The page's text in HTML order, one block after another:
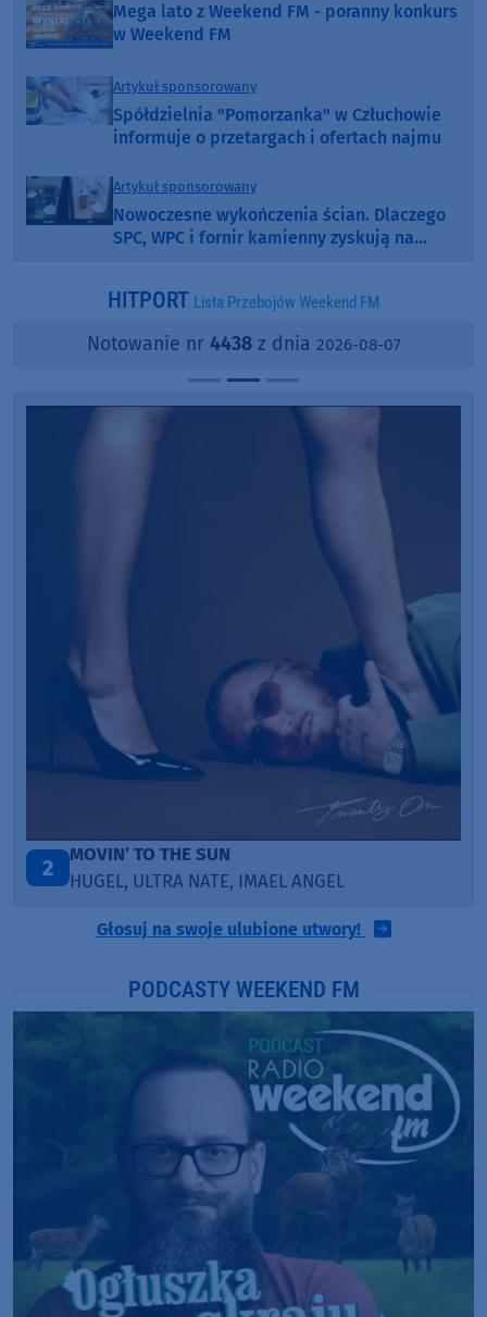
Mega lato z Weekend FM - poranny konkurs
w Weekend FM
Artykuł sponsorowany
Spółdzielnia "Pomorzanka" w Człuchowie
informuje o przetargach i ofertach najmu
Artykuł sponsorowany
Nowoczesne wykończenia ścian. Dlaczego
SPC, WPC i fornir kamienny zyskują na
HITPORT Lista Przebojów Weekend FM
Notowanie nr 4438z dnia 2026-08-07
MOVIN’ TO THE SUN
HUGEL, ULTRA NATE, IMAEL ANGEL
Głosuj na swoje ulubione utwory!
PODCASTY WEEKEND FM